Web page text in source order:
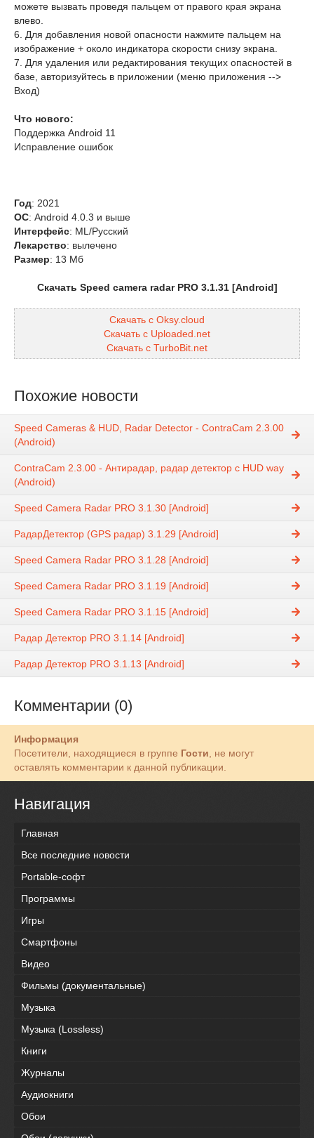
можете вызвать проведя пальцем от правого края экрана
влево.
6. Для добавления новой опасности нажмите пальцем на
изображение + около индикатора скорости снизу экрана.
7. Для удаления или редактирования текущих опасностей в
базе, авторизуйтесь в приложении (меню приложения -->
Вход)
Что нового:
Поддержка Android 11
Исправление ошибок
Год: 2021
OС: Android 4.0.3 и выше
Интерфейс: ML/Русский
Лекарство: вылечено
Размер: 13 Mб
Скачать Speed camera radar PRO 3.1.31 [Android]
Скачать с Oksy.cloud
Скачать с Uploaded.net
Скачать с TurboBit.net
Похожие новости
Speed Cameras & HUD, Radar Detector - ContraCam 2.3.00
(Android)
ContraCam 2.3.00 - Антирадар, радар детектор с HUD way
(Android)
Speed Camera Radar PRO 3.1.30 [Android]
РадарДетектор (GPS радар) 3.1.29 [Android]
Speed Camera Radar PRO 3.1.28 [Android]
Speed Camera Radar PRO 3.1.19 [Android]
Speed Camera Radar PRO 3.1.15 [Android]
Радар Детектор PRO 3.1.14 [Android]
Радар Детектор PRO 3.1.13 [Android]
Комментарии (0)
Информация
Посетители, находящиеся в группе Гости , не могут
оставлять комментарии к данной публикации.
Навигация
Главная
Все последние новости
Portable-софт
Программы
Игры
Смартфоны
Видео
Фильмы (документальные)
Музыка
Музыка (Lossless)
Книги
Журналы
Аудиокниги
Обои